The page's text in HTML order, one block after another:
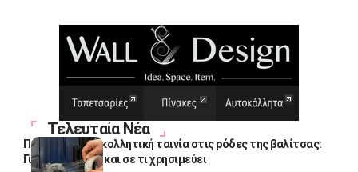
Τελευταία Νέα
Πολλοί βάζουν κολλητική ταινία στις ρόδες της βαλίτσας:
Γιατί το κάνουν και σε τι χρησιμεύει